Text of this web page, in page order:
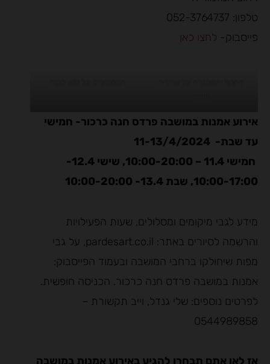
טלפון: 052-3764737
פייסבוק- לחצו כאן
אירוע אמנות במושבה פרדס חנה כרכור- חמישי
עד שבת- 11-13/4/2024
חמישי 11.4 – 10:00-20:00, שישי 12.4-
10:00-17:00, שבת 13.4- 10:00-20:00
מידע לגבי מיקומים ומסלולים, שעות הפעילויות
והרשמה לסיורים באתר: pardesart.co.il, על גבי
מפות שיחולקו ברחבי המושבה ובעמוד הפייסבוק:
אמנות במושבה פרדס חנה כרכור. הכניסה חופשית.
לפרטים נוספים: שלי גנדל, וייב תקשורת –
0544989858
אז לאן אתם תבחרו להגיע באירוע אמנות במושבה